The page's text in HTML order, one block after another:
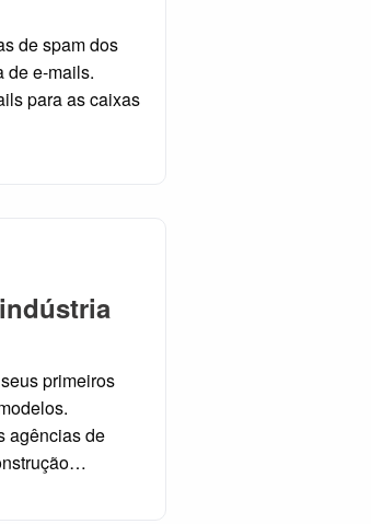
de spam dos
de e-mails.
para as caixas
primeiros
agências de